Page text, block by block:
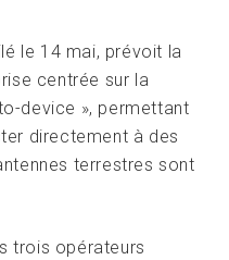
le 14 mai, prévoit la
centrée sur la
device », permettant
directement à des
terrestres sont
trois opérateurs